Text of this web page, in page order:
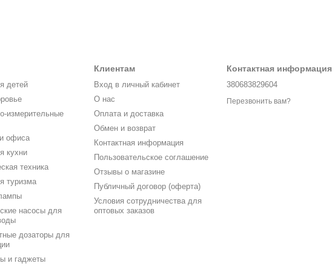
детей
измерительные
офиса
кухни
техника
туризма
насосы для
дозаторы для
и гаджеты
Клиентам
Вход в личный кабинет
О нас
Оплата и доставка
Обмен и возврат
Контактная информация
Пользовательское соглашение
Отзывы о магазине
Публичный договор (оферта)
Условия сотрудничества для
оптовых заказов
Контактная информация
380683829604
Перезвонить вам?